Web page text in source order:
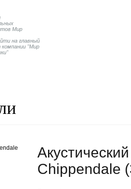
на главный
компании "Мир
Chippendale